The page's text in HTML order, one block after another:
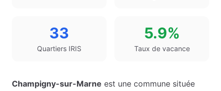
33
Quartiers IRIS
5.9%
Taux de vacance
Champigny-sur-Marne est une commune située